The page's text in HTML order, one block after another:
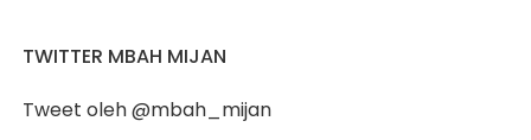
TWITTER MBAH MIJAN
Tweet oleh @mbah_mijan